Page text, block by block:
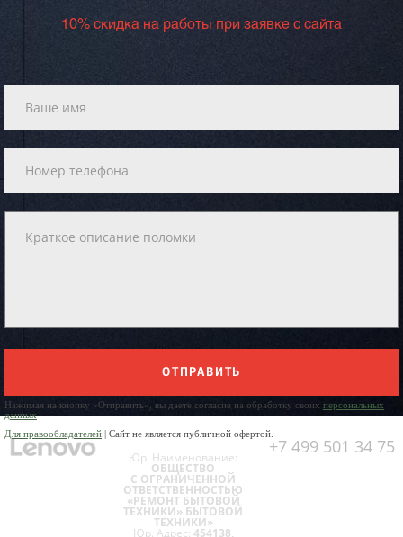
10% скидка на работы при заявке с сайта
ОТПРАВИТЬ
Нажимая на кнопку «Отправить», вы даете согласие на обработку своих персональных
данных
Для правообладателей | Сайт не является публичной офертой.
+7 499 501 34 75
Юр. Наименование:
ОБЩЕСТВО
С ОГРАНИЧЕННОЙ
ОТВЕТСТВЕННОСТЬЮ
«РЕМОНТ БЫТОВОЙ
ТЕХНИКИ» БЫТОВОЙ
ТЕХНИКИ»
Юр. Адрес: 454138,